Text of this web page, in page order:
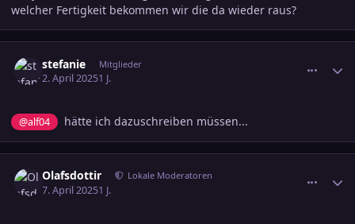
welcher Fertigkeit bekommen wir die da wieder raus?
stefanie Mitglieder
2. April 20251 J.
@alf04 hätte ich dazuschreiben müssen...
Olafsdottir Lokale Moderatoren
7. April 20251 J.